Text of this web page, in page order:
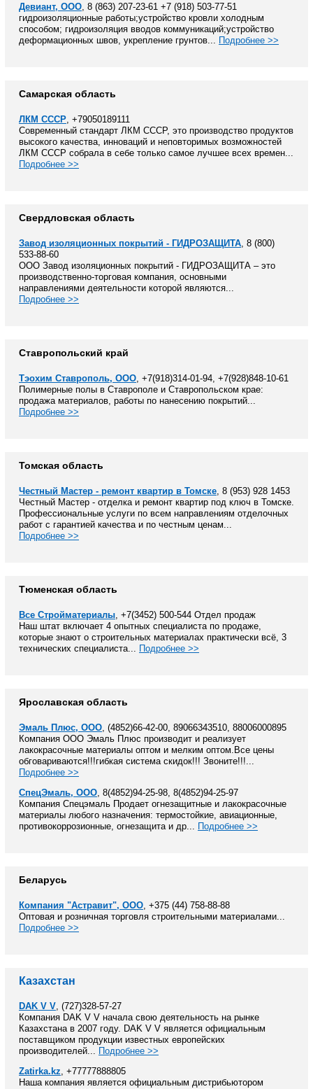
Девиант, ООО, 8 (863) 207-23-61 +7 (918) 503-77-51
гидроизоляционные работы;устройство кровли холодным
способом; гидроизоляция вводов коммуникаций;устройство
деформационных швов, укрепление грунтов... Подробнее >>
Самарская область
ЛКМ СССР, +79050189111
Современный стандарт ЛКМ СССР, это производство продуктов
высокого качества, инноваций и неповторимых возможностей
ЛКМ СССР собрала в себе только самое лучшее всех времен...
Подробнее >>
Свердловская область
Завод изоляционных покрытий - ГИДРОЗАЩИТА, 8 (800)
533-88-60
ООО Завод изоляционных покрытий - ГИДРОЗАЩИТА – это
производственно-торговая компания, основными
направлениями деятельности которой являются...
Подробнее >>
Ставропольский край
Тэохим Ставрополь, ООО, +7(918)314-01-94, +7(928)848-10-61
Полимерные полы в Ставрополе и Ставропольском крае:
продажа материалов, работы по нанесению покрытий...
Подробнее >>
Томская область
Честный Мастер - ремонт квартир в Томске, 8 (953) 928 1453
Честный Мастер - отделка и ремонт квартир под ключ в Томске.
Профессиональные услуги по всем направлениям отделочных
работ с гарантией качества и по честным ценам...
Подробнее >>
Тюменская область
Все Стройматериалы, +7(3452) 500-544 Отдел продаж
Наш штат включает 4 опытных специалиста по продаже,
которые знают о строительных материалах практически всё, 3
технических специалиста... Подробнее >>
Ярославская область
Эмаль Плюс, ООО, (4852)66-42-00, 89066343510, 88006000895
Компания ООО Эмаль Плюс производит и реализует
лакокрасочные материалы оптом и мелким оптом.Все цены
обговариваются!!!гибкая система скидок!!! Звоните!!!...
Подробнее >>
СпецЭмаль, ООО, 8(4852)94-25-98, 8(4852)94-25-97
Компания Спецэмаль Продает огнезащитные и лакокрасочные
материалы любого назначения: термостойкие, авиационные,
противокоррозионные, огнезащита и др... Подробнее >>
Беларусь
Компания "Астравит", ООО, +375 (44) 758-88-88
Оптовая и розничная торговля строительными материалами...
Подробнее >>
Казахстан
DAK V V, (727)328-57-27
Компания DAK V V начала свою деятельность на рынке
Казахстана в 2007 году. DAK V V является официальным
поставщиком продукции известных европейских
производителей... Подробнее >>
Zatirka.kz, +77777888805
Наша компания является официальным дистрибьютором